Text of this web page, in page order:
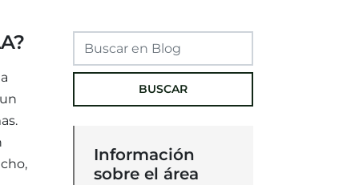
BUSCAR
Información
sobre el área